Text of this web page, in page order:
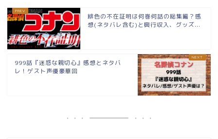
緋色の不在証明は何巻何話の総集編？感
想(ネタバレ含む)と興行収入、グッズ...
999話『迷惑な親切心』感想とネタバ
レ！ゲスト声優豪華回